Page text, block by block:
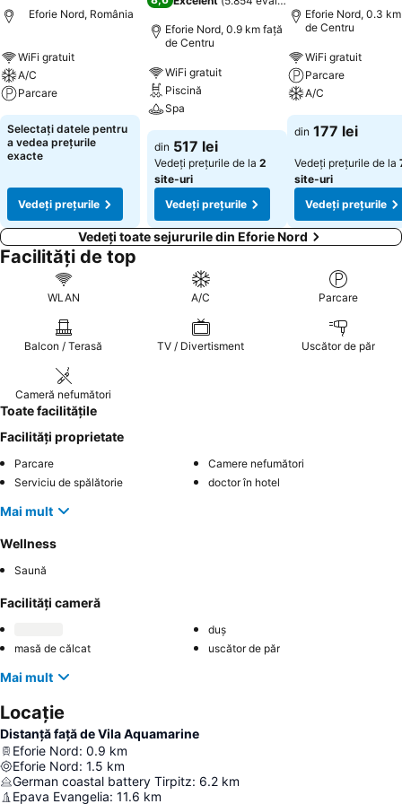
Eforie Nord, România
WiFi gratuit
A/C
Parcare
Selectați datele pentru
a vedea prețurile
exacte
Vedeți prețurile
Eforie Nord, 0.9 km faţă
de Centru
WiFi gratuit
Piscină
Spa
din 517 lei
Vedeți prețurile de la 2
site-uri
Vedeți prețurile
Eforie Nord, 0.3
de Centru
WiFi gratuit
Parcare
A/C
din 177 lei
Vedeți prețurile de la
site-uri
Vedeți prețurile
Vedeți toate sejururile din Eforie Nord
Facilități de top
WLAN A/C Parcare
Balcon / Terasă TV / Divertisment Uscător de păr
Cameră nefumători
Toate facilitățile
Facilități proprietate
Parcare
Camere nefumători
Serviciu de spălătorie
doctor în hotel
Mai mult
Wellness
Saună
Facilități cameră
duș
masă de călcat
uscător de păr
Mai mult
Locație
Distanță față de Vila Aquamarine
Eforie Nord: 0.9 km
Eforie Nord: 1.5 km
German coastal battery Tirpitz: 6.2 km
Epava Evangelia: 11.6 km